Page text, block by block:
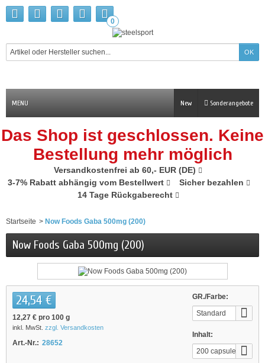
0
MENU Sonderangebote
New
Das Shop ist geschlossen. Keine
Bestellung mehr möglich
Versandkostenfrei ab 60,- EUR (DE)
3-7% Rabatt abhängig vom Bestellwert
Sicher bezahlen
14 Tage Rückgaberecht
Startseite > Now Foods Gaba 500mg (200)
Now Foods Gaba 500mg (200)
GR./Farbe:
Standard
Inhalt:
200 capsules
24,54 €
12,27 € pro 100 g
inkl. MwSt. zzgl. Versandkosten
Art.-Nr.: 28652